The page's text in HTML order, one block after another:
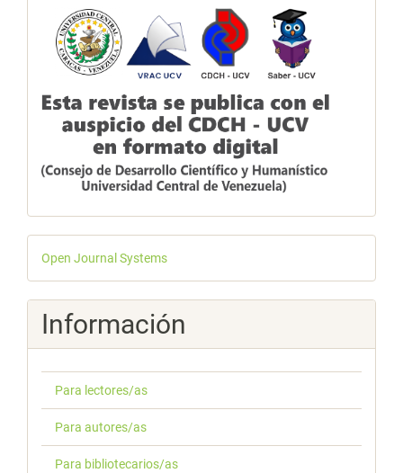
Desarrollado
por
Open Journal Systems
Información
Para lectores/as
Para autores/as
Para bibliotecarios/as